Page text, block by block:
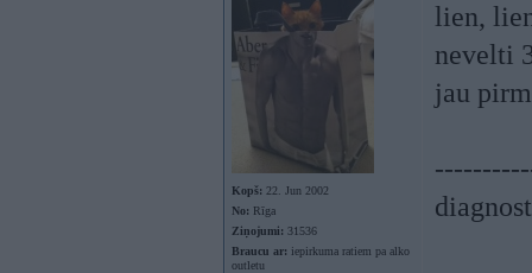
Kopš: 22. Jun 2002
No: Rīga
Ziņojumi: 31536
Braucu ar: iepirkuma ratiem pa alko
outletu
lien,
nevelti
jau